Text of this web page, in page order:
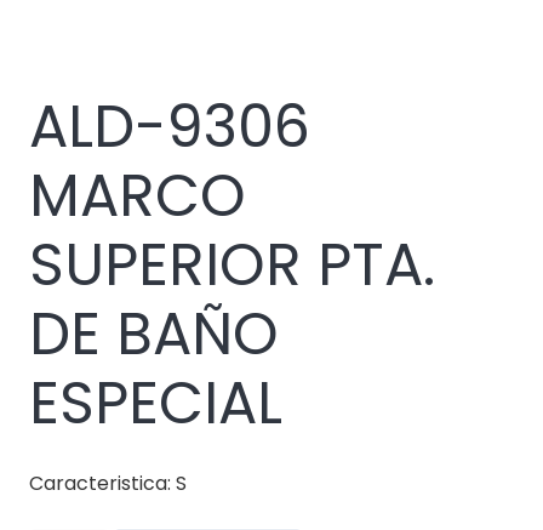
ALD-9306
MARCO
SUPERIOR PTA.
DE BAÑO
ESPECIAL
Caracteristica: S